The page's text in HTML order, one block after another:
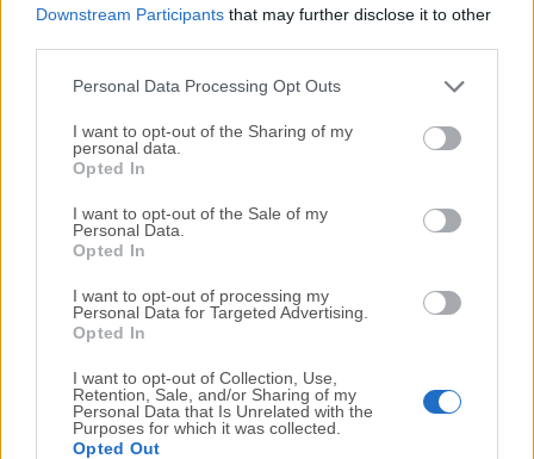
Downstream Participants that may further disclose it to other
Personal Data Processing Opt Outs
I want to opt-out of the Sharing of my
personal data.
Opted In
I want to opt-out of the Sale of my
Personal Data.
Opted In
I want to opt-out of processing my
Personal Data for Targeted Advertising.
Opted In
I want to opt-out of Collection, Use,
Retention, Sale, and/or Sharing of my
Personal Data that Is Unrelated with the
Purposes for which it was collected.
Opted Out
Si tienes alguna pregunta o idea que desees compartir
con nosotros, dirígete a nuestra página de contacto